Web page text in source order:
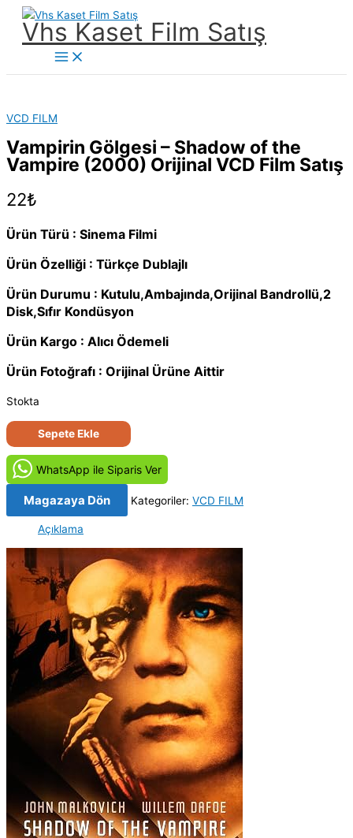
İçeriğe
Vhs Kaset Film Satış
Main
Menu
VCD FILM
Vampirin Gölgesi – Shadow of the
Vampire (2000) Orijinal VCD Film Satış
22₺
Ürün Türü : Sinema Filmi
Ürün Özelliği : Türkçe Dublajlı
Ürün Durumu : Kutulu,Ambajında,Orijinal Bandrollü,2
Disk,Sıfır Kondüsyon
Ürün Kargo : Alıcı Ödemeli
Ürün Fotoğrafı : Orijinal Ürüne Aittir
Stokta
Vampirin
Gölgesi
Shadow
the
Vampire
(2000)
Orijinal
VCD
Film
Satış
adet
Sepete Ekle
WhatsApp ile Siparis Ver
Magazaya Dön Kategoriler: VCD FILM
Açıklama